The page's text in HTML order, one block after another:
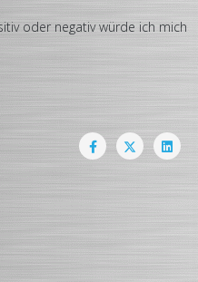
oder negativ würde ich mich